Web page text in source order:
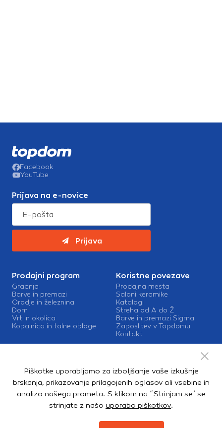
Facebook
YouTube
Prijava na e-novice
Prijava
Prodajni program
Gradnja
Barve in premazi
Orodje in železnina
Dom
Vrt in okolica
Kopalnica in talne obloge
Koristne povezave
Prodajna mesta
Saloni keramike
Katalogi
Streha od A do Ž
Barve in premazi Sigma
Zaposlitev v Topdomu
Kontakt
Mešalnice barv
Dostava
Zasebnost in piškotki
Piškotke uporabljamo za izboljšanje vaše izkušnje
brskanja, prikazovanje prilagojenih oglasov ali vsebine in
analizo našega prometa. S klikom na “Strinjam se” se
strinjate z našo uporabo piškotkov.